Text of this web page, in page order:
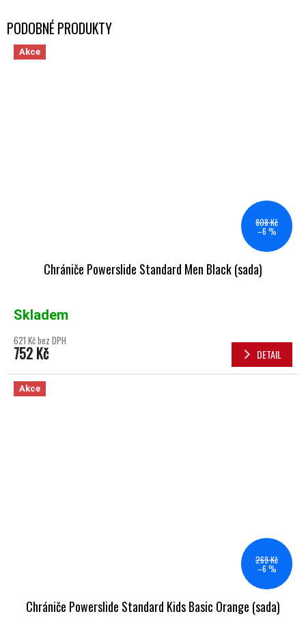
Akce
808 Kč
–6 %
Chrániče Powerslide Standard Men Black (sada)
Skladem
621 Kč bez DPH
752 Kč DETAIL
Akce
269 Kč
–6 %
Chrániče Powerslide Standard Kids Basic Orange (sada)